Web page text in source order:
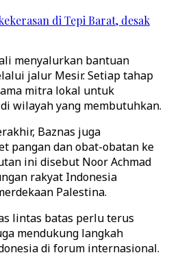
di Tepi Barat, desak
menyalurkan bantuan
jalur Mesir. Setiap tahap
mitra lokal untuk
wilayah yang membutuhkan.
Baznas juga
pangan dan obat-obatan ke
ini disebut Noor Achmad
rakyat Indonesia
Palestina.
lintas batas perlu terus
mendukung langkah
di forum internasional.